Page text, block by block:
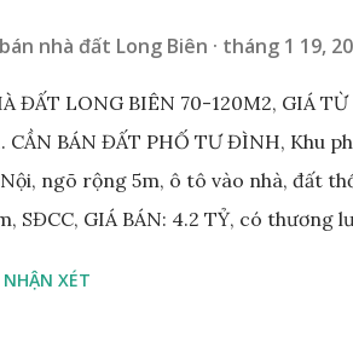
nhà đất Long Biên tháng 1 19,
ĐẤT LONG BIÊN 70-120M2, GIÁ
CẦN BÁN ĐẤT PHỐ TƯ ĐÌNH, Khu
ngõ rộng 5m, ô tô vào nhà, đất
SĐCC, GIÁ BÁN: 4.2 TỶ, có thương
Tây Nam, SĐCC, giá bán: 3.6 tỷ, có
XÉT